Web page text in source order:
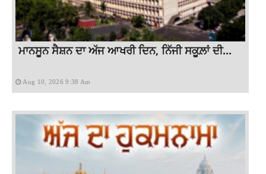
ਮਾਨਸੂਨ ਸੈਸ਼ਨ ਦਾ ਅੱਜ ਆਖਰੀ ਦਿਨ, ਨਿੱਜੀ ਸਕੂਲ਼ਾਂ ਦੀ...
Aug 10, 2026 9:38 Am